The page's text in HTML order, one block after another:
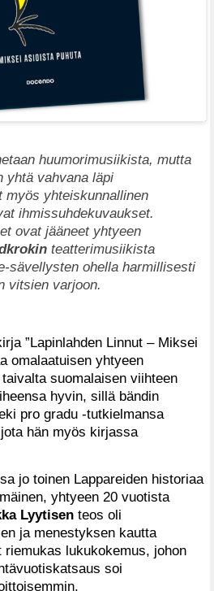
huumorimusiikista, mutta
yhtä vahvana läpi
myös yhteiskunnallinen
ihmissuhdekuvaukset.
ovat jääneet yhtyeen
teatterimusiikista
sävellysten ohella harmillisesti
vitsien varjoon.
”Lapinlahden Linnut – Miksei
omalaatuisen yhtyeen
suomalaisen viihteen
hyvin, sillä bändin
pro gradu -tutkielmansa
hän myös kirjassa
jo toinen Lappareiden historiaa
yhtyeen 20 vuotista
Lyytisen teos oli
ja menestyksen kautta
riemukas lukukokemus, johon
soi